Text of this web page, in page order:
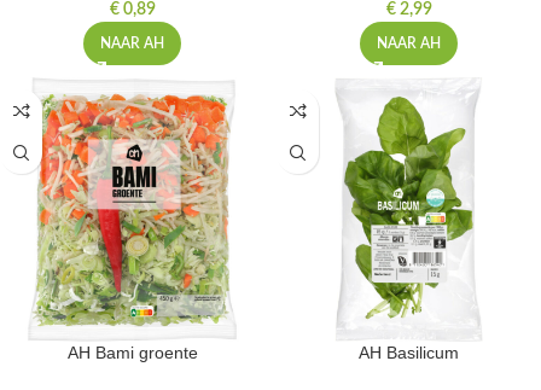
€0,89
NAAR AH
€2,99
NAAR AH
AH Bami groente AH Basilicum